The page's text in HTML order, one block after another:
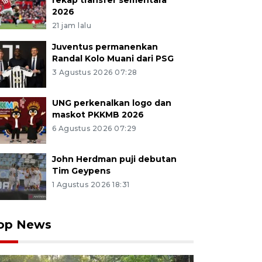
2026
21 jam lalu
Juventus permanenkan
Randal Kolo Muani dari PSG
3 Agustus 2026 07:28
UNG perkenalkan logo dan
maskot PKKMB 2026
6 Agustus 2026 07:29
John Herdman puji debutan
Tim Geypens
1 Agustus 2026 18:31
News